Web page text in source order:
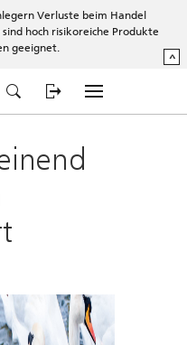
Verluste beim Handel
hoch risikoreiche Produkte
geeignet.
^